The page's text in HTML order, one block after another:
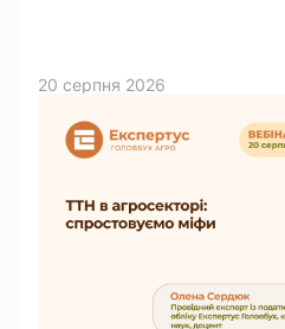
20 серпня 2026